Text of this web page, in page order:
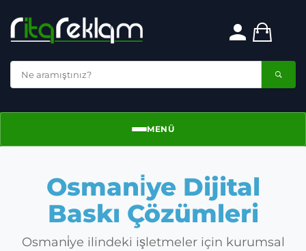
Menü
MENÜ
Osmani̇ye Dijital
Baskı Çözümleri
Osmani̇ye ilindeki işletmeler için kurumsal